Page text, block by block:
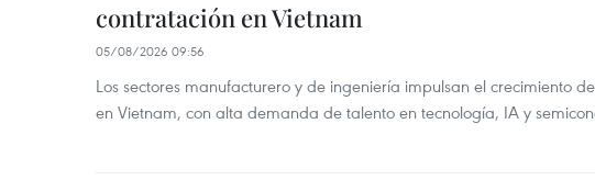
contratación en Vietnam
05/08/2026 09:56
Los sectores manufacturero y de ingeniería impulsan el crecimiento
en Vietnam, con alta demanda de talento en tecnología, IA y